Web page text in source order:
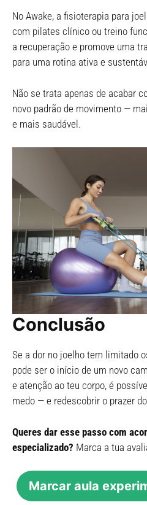
No Awake, a fisioterapia para
com pilates clínico ou treino
a recuperação e promove uma
para uma rotina ativa e
Não se trata apenas de acabar
novo padrão de movimento —
e mais saudável.
Conclusão
Se a dor no joelho tem limitado
pode ser o início de um novo
e atenção ao teu corpo, é
medo — e redescobrir o prazer
Queres dar esse passo com
especializado? Marca a tua
Marcar aula